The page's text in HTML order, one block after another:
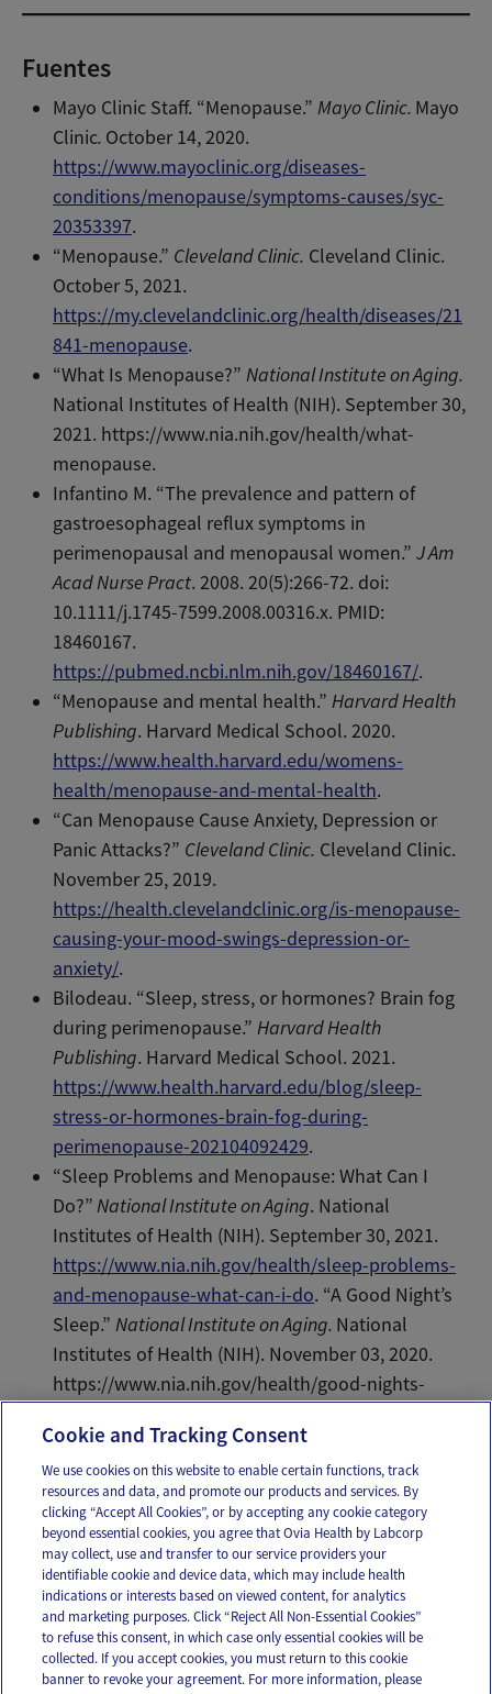
Fuentes
Mayo Clinic Staff. “Menopause.”Mayo Clinic. Mayo
Clinic. October 14, 2020.
https://www.mayoclinic.org/diseases-
conditions/menopause/symptoms-causes/syc-
20353397.
“Menopause.” Cleveland Clinic. Cleveland Clinic.
October 5, 2021.
https://my.clevelandclinic.org/health/diseases/21
841-menopause.
“What Is Menopause?”National Institute on Aging.
National Institutes of Health (NIH). September 30,
2021. https://www.nia.nih.gov/health/what-
menopause.
Infantino M. “The prevalence and pattern of
gastroesophageal reflux symptoms in
perimenopausal and menopausal women.”J Am
Acad Nurse Pract. 2008. 20(5):266-72. doi:
10.1111/j.1745-7599.2008.00316.x. PMID:
18460167.
https://pubmed.ncbi.nlm.nih.gov/18460167/.
“Menopause and mental health.”Harvard Health
Publishing. Harvard Medical School. 2020.
https://www.health.harvard.edu/womens-
health/menopause-and-mental-health.
“Can Menopause Cause Anxiety, Depression or
Panic Attacks?” Cleveland Clinic. Cleveland Clinic.
November 25, 2019.
https://health.clevelandclinic.org/is-menopause-
causing-your-mood-swings-depression-or-
anxiety/.
​​Bilodeau. “Sleep, stress, or hormones? Brain fog
during perimenopause.”Harvard Health
Publishing. Harvard Medical School. 2021.
https://www.health.harvard.edu/blog/sleep-
stress-or-hormones-brain-fog-during-
perimenopause-202104092429.
“Sleep Problems and Menopause: What Can I
Do?”National Institute on Aging. National
Institutes of Health (NIH). September 30, 2021.
https://www.nia.nih.gov/health/sleep-problems-
and-menopause-what-can-i-do. “A Good Night’s
Sleep.”National Institute on Aging. National
Institutes of Health (NIH). November 03, 2020.
https://www.nia.nih.gov/health/good-nights-
Email Text
OUR APPS
Cookie and Tracking Consent
We use cookies on this website to enable certain functions, track
resources and data, and promote our products and services. By
clicking “Accept All Cookies”, or by accepting any cookie category
beyond essential cookies, you agree that Ovia Health by Labcorp
may collect, use and transfer to our service providers your
identifiable cookie and device data, which may include health
indications or interests based on viewed content, for analytics
and marketing purposes. Click “Reject All Non-Essential Cookies”
to refuse this consent, in which case only essential cookies will be
collected. If you accept cookies, you must return to this cookie
banner to revoke your agreement. For more information, please